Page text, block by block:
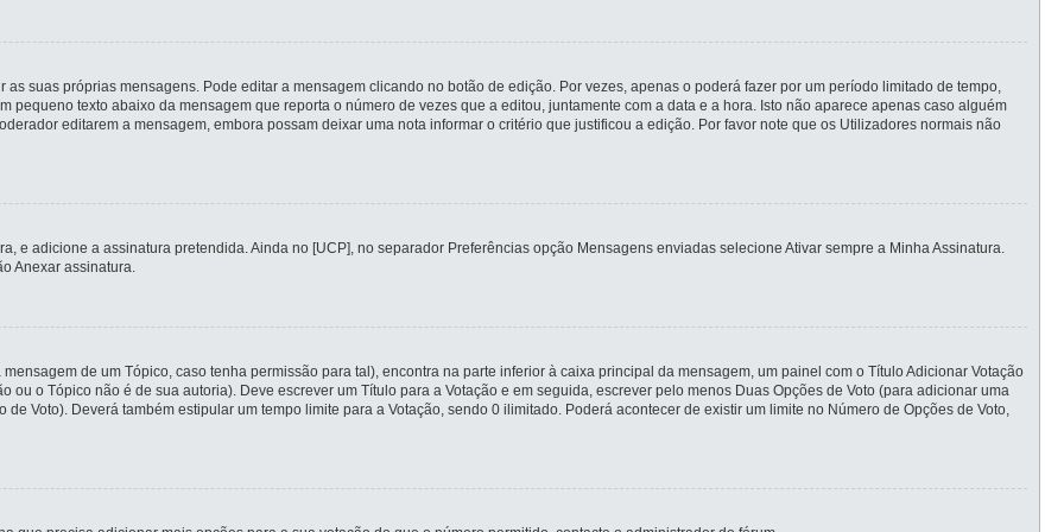
suas próprias mensagens. Pode editar a mensagem clicando no botão de edição. Por vezes, apenas o poderá fazer por um período limitado de tempo,
texto abaixo da mensagem que reporta o número de vezes que a editou, juntamente com a data e a hora. Isto não aparece apenas caso alguém
editarem a mensagem, embora possam deixar uma nota informar o critério que justificou a edição. Por favor note que os Utilizadores normais não
e adicione a assinatura pretendida. Ainda no [UCP], no separador Preferências opção Mensagens enviadas selecione Ativar sempre a Minha Assinatura.
Anexar assinatura.
de um Tópico, caso tenha permissão para tal), encontra na parte inferior à caixa principal da mensagem, um painel com o Título Adicionar Votação
ou o Tópico não é de sua autoria). Deve escrever um Título para a Votação e em seguida, escrever pelo menos Duas Opções de Voto (para adicionar uma
Voto). Deverá também estipular um tempo limite para a Votação, sendo 0 ilimitado. Poderá acontecer de existir um limite no Número de Opções de Voto,